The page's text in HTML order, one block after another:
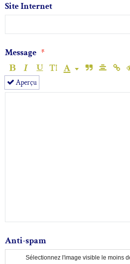
Site Internet
Message
Aperçu
Anti-spam
Sélectionnez l'image visible le moins